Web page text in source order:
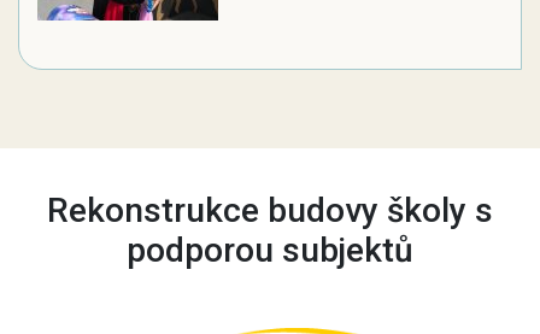
Rekonstrukce budovy školy s
podporou subjektů